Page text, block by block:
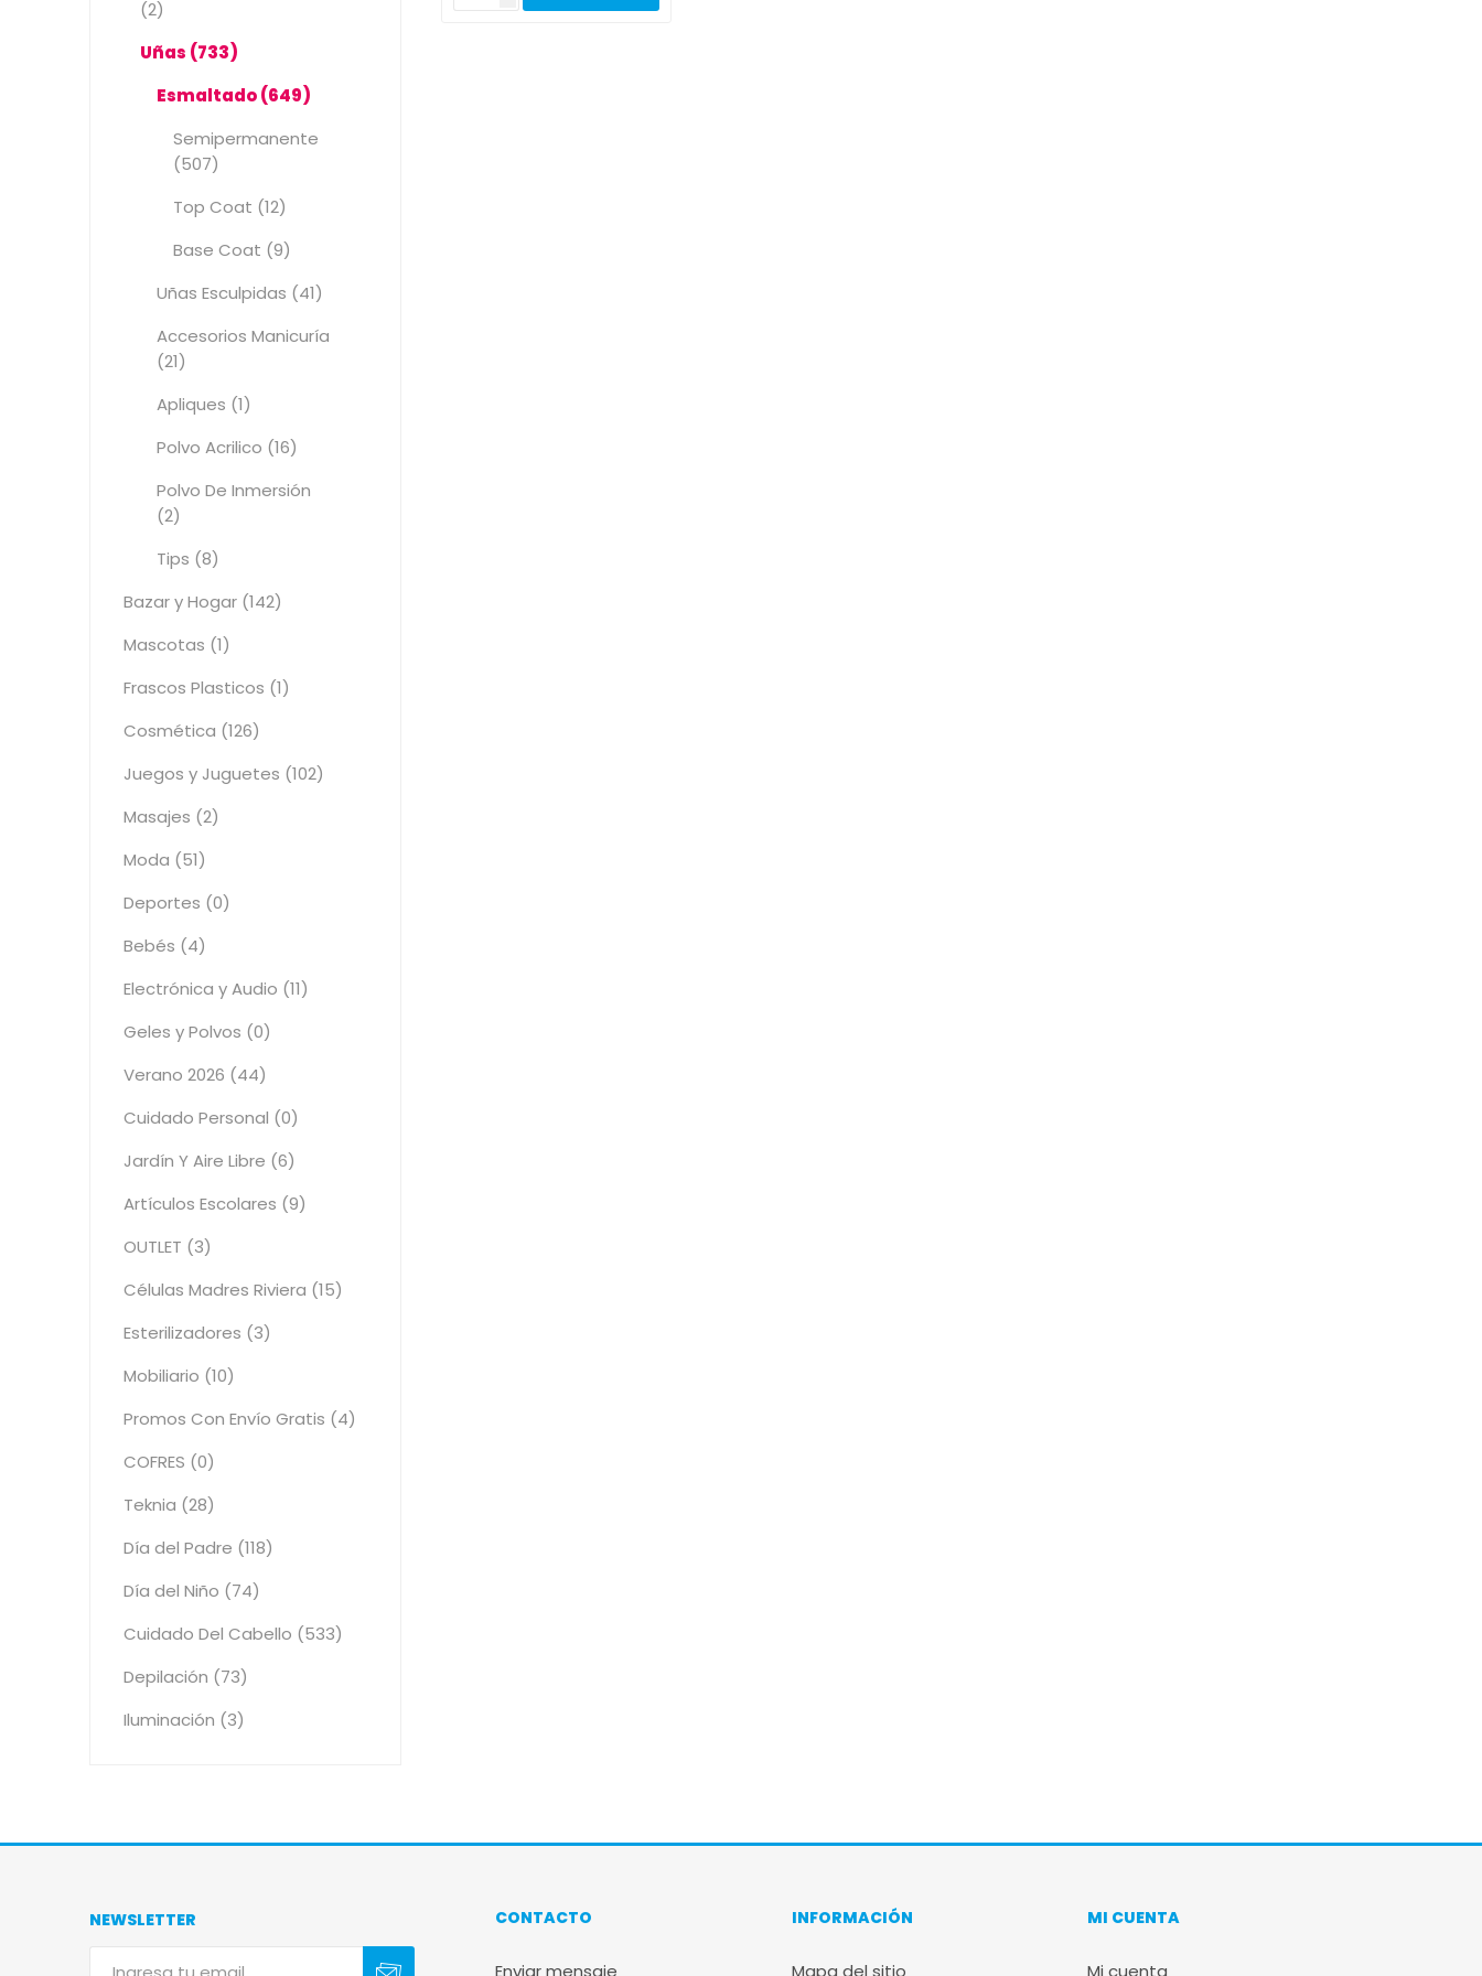
(2)
Uñas (733)
Esmaltado (649)
Semipermanente
(507)
Top Coat (12)
Base Coat (9)
Uñas Esculpidas (41)
Accesorios Manicuría
(21)
Apliques (1)
Polvo Acrilico (16)
Polvo De Inmersión
(2)
Tips (8)
Bazar y Hogar (142)
Mascotas (1)
Frascos Plasticos (1)
Cosmética (126)
Juegos y Juguetes (102)
Masajes (2)
Moda (51)
Deportes (0)
Bebés (4)
Electrónica y Audio (11)
Geles y Polvos (0)
Verano 2026 (44)
Cuidado Personal (0)
Jardín Y Aire Libre (6)
Artículos Escolares (9)
OUTLET (3)
Células Madres Riviera (15)
Esterilizadores (3)
Mobiliario (10)
Promos Con Envío Gratis (4)
COFRES (0)
Teknia (28)
Día del Padre (118)
Día del Niño (74)
Cuidado Del Cabello (533)
Depilación (73)
Iluminación (3)
NEWSLETTER CONTACTO
Enviar mensaje
INFORMACIÓN
Mapa del sitio
MI CUENTA
Mi cuenta